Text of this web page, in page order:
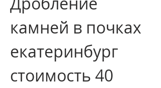
камней в почках
екатеринбург
стоимость 40